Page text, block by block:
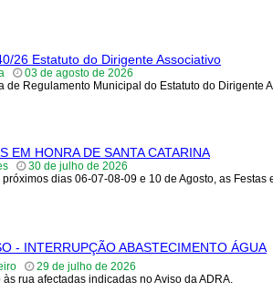
26 Estatuto do Dirigente Associativo
03 de agosto de 2026
de Regulamento Municipal do Estatuto do Dirigente
EM HONRA DE SANTA CATARINA
30 de julho de 2026
próximos dias 06-07-08-09 e 10 de Agosto, as Festas
- INTERRUPÇÃO ABASTECIMENTO ÁGUA
29 de julho de 2026
às rua afectadas indicadas no Aviso da ADRA.